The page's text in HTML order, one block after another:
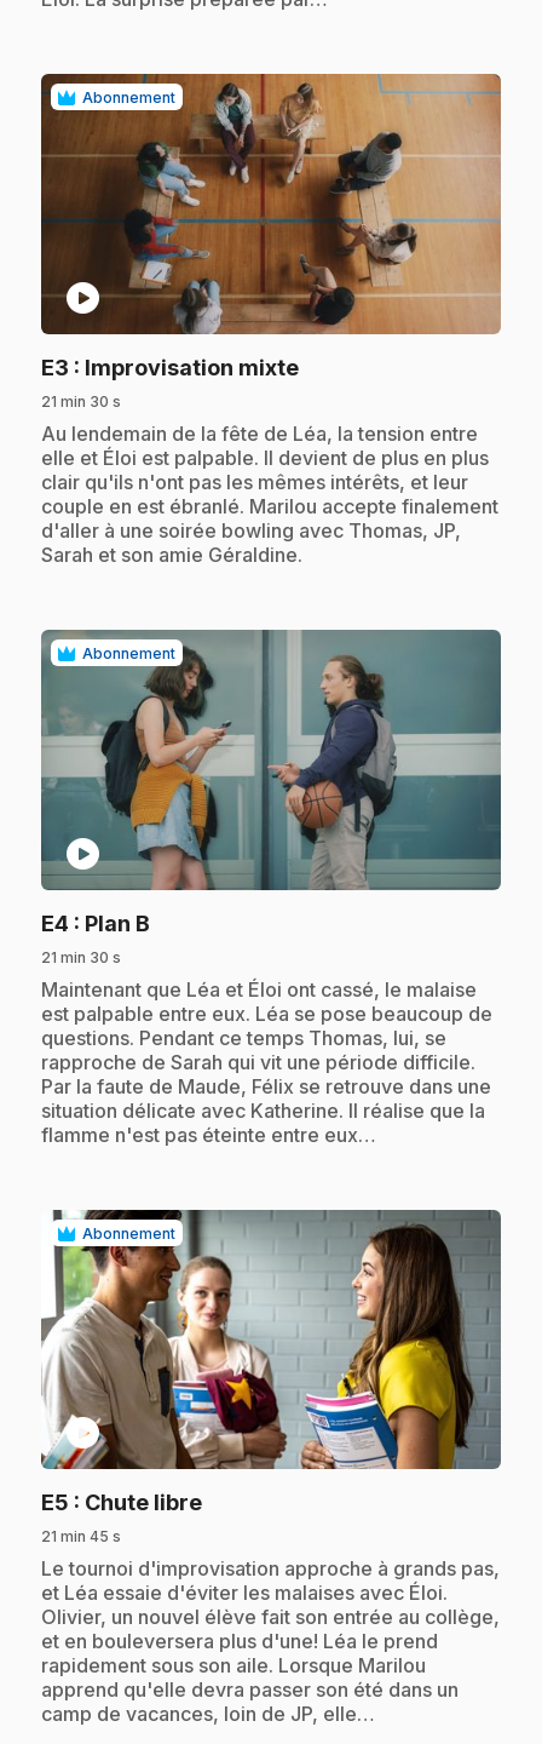
Abonnement
play_circle
E3 : Improvisation mixte.
21 min 30 s
.Au lendemain de la fête de Léa, la tension entre
elle et Éloi est palpable. Il devient de plus en plus
clair qu'ils n'ont pas les mêmes intérêts, et leur
couple en est ébranlé. Marilou accepte finalement
d'aller à une soirée bowling avec Thomas, JP,
Sarah et son amie Géraldine.
Abonnement
play_circle
E4 : Plan B
21 min 30 s
.Maintenant que Léa et Éloi ont cassé, le malaise
est palpable entre eux. Léa se pose beaucoup de
questions. Pendant ce temps Thomas, lui, se
rapproche de Sarah qui vit une période difficile.
Par la faute de Maude, Félix se retrouve dans une
situation délicate avec Katherine. Il réalise que la
flamme n'est pas éteinte entre eux…
Abonnement
play_circle
E5 : Chute libre.
21 min 45 s
.Le tournoi d'improvisation approche à grands pas,
et Léa essaie d'éviter les malaises avec Éloi.
Olivier, un nouvel élève fait son entrée au collège,
et en bouleversera plus d'une! Léa le prend
rapidement sous son aile. Lorsque Marilou
apprend qu'elle devra passer son été dans un
camp de vacances, loin de JP, elle…